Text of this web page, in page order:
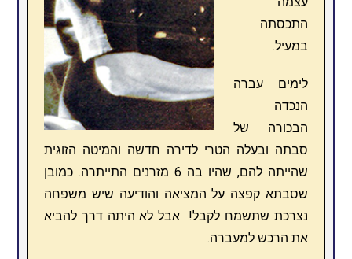
התכסתה
במעיל.
לימים עברה
הנכדה
הבכורה של
סבתה ובעלה הטרי לדירה חדשה והמיטה הזוגית
שהייתה להם, שהיו בה 6 מזרנים התייתרה. כמובן
שסבתא קפצה על המציאה והודיעה שיש משפחה
נצרכת שתשמח לקבל! אבל לא היתה דרך להביא
את הרכש למעברה.